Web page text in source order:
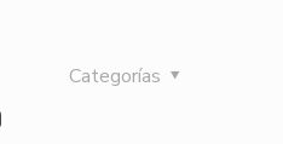
Categorías